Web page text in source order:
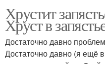
Запястье при повороте
Хрустит
Хруст в
Достаточно давно
Достаточно давно (я ещё